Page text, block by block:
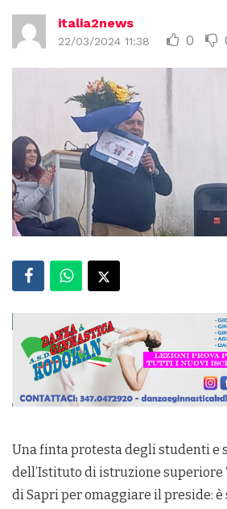
italia2news
22/03/2024 11:38 0
Una finta protesta degli studenti e
dell’Istituto di istruzione superiore
di Sapri per omaggiare il preside: è